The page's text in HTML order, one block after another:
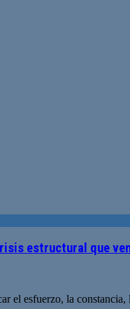
estructural que
el esfuerzo, la